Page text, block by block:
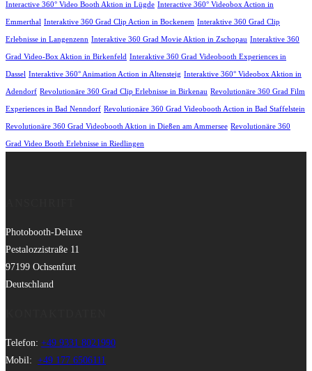
Interactive 360° Video Booth Aktion in Lügde Interactive 360° Videobox Action in
Emmerthal Interaktive 360 Grad Clip Action in Bockenem Interaktive 360 Grad Clip
Erlebnisse in Langenzenn Interaktive 360 Grad Movie Aktion in Zschopau Interaktive 360
Grad Video-Box Aktion in Birkenfeld Interaktive 360 Grad Videobooth Experiences in
Dassel Interaktive 360° Animation Action in Altensteig Interaktive 360° Videobox Aktion in
Adendorf Revolutionäre 360 Grad Clip Erlebnisse in Birkenau Revolutionäre 360 Grad Film
Experiences in Bad Nenndorf Revolutionäre 360 Grad Videobooth Action in Bad Staffelstein
Revolutionäre 360 Grad Videobooth Aktion in Dießen am Ammersee Revolutionäre 360
Grad Video Booth Erlebnisse in Riedlingen
Photobooth-Deluxe
Pestalozzistraße 11
97199 Ochsenfurt
Deutschland
Telefon: +49 9331 8021990
Mobil: +49 177 6506111